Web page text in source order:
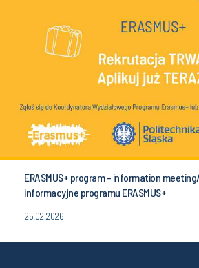
ERASMUS+ program - information
informacyjne programu ERASMUS+
25.02.2026